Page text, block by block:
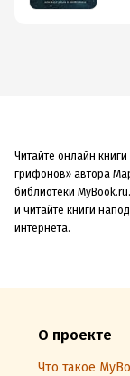
Читайте онлайн
грифонов» автора
библиотеки
и читайте книги
интернета.
О проекте
Что такое